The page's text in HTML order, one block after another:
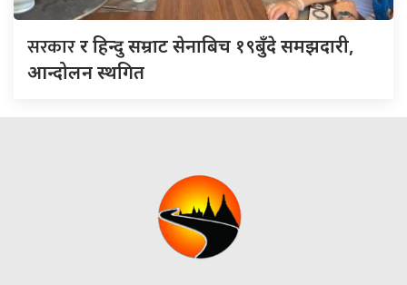
सरकारर हिन्दु सम्राट सेनाबिच १९बुँदे समझदारी,
आन्दोलन स्थगित